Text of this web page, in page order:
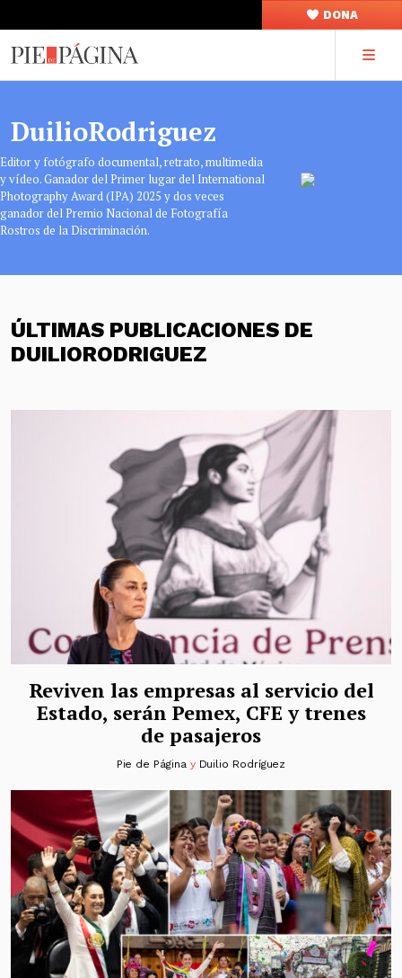
DONA
DuilioRodriguez
Editor y fotógrafo documental, retrato, multimedia
y vídeo. Ganador del Primer lugar del International
Photography Award (IPA) 2025 y dos veces
ganador del Premio Nacional de Fotografía
Rostros de la Discriminación.
ÚLTIMAS PUBLICACIONES DE
DUILIORODRIGUEZ
Reviven las empresas al servicio del
Estado, serán Pemex, CFE y trenes
de pasajeros
Pie de Página y Duilio Rodríguez